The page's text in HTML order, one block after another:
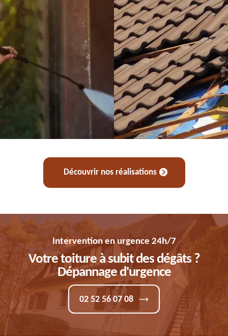
Découvrir nos réalisations
Intervention en urgence 24h/7
Votre toiture à subit des dégâts ?
Dépannage d'urgence
02 52 56 07 08